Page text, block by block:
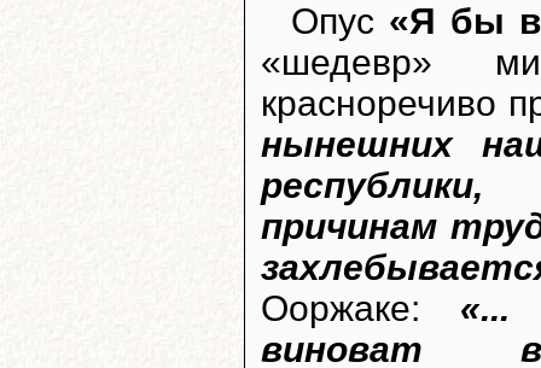
Опус «Я бы в
«шедевр»
красноречиво
нынешних
причинам
Ооржаке: «...
виноват